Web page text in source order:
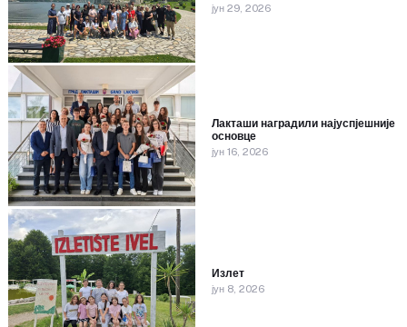
јун 29, 2026
Лакташи наградили најуспјешније
основце
јун 16, 2026
Излет
јун 8, 2026